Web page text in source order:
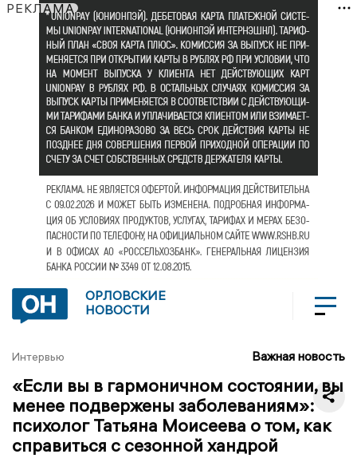
РЕКЛАМА
ОРЛОВСКИЕ
НОВОСТИ
Интервью Важная новость
«Если вы в гармоничном состоянии, вы
менее подвержены заболеваниям»:
психолог Татьяна Моисеева о том, как
справиться с сезонной хандрой